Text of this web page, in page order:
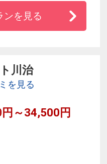
波の絶景を眺めなが
を味わえる、180度の
らしい夜景が見ら
ンを見る
川治
を見る
～34,500円